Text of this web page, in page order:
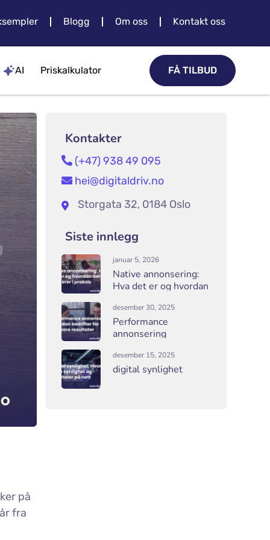
Blogg Om oss Kontakt oss
AI Priskalkulator FÅ TILBUD
på
fra
Kontakter
(+47) 938 49 095
hei@digitaldriv.no
Storgata 32, 0184 Oslo
Siste innlegg
januar 5, 2026
Native annonsering:
Hva det er og hvordan
desember 30, 2025
Performance
annonsering
desember 15, 2025
digital synlighet